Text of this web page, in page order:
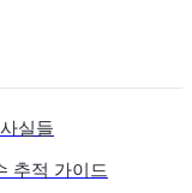
실들
추적 가이드